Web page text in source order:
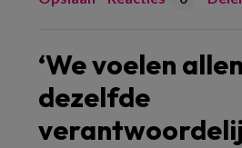
‘We voelen
dezelfde